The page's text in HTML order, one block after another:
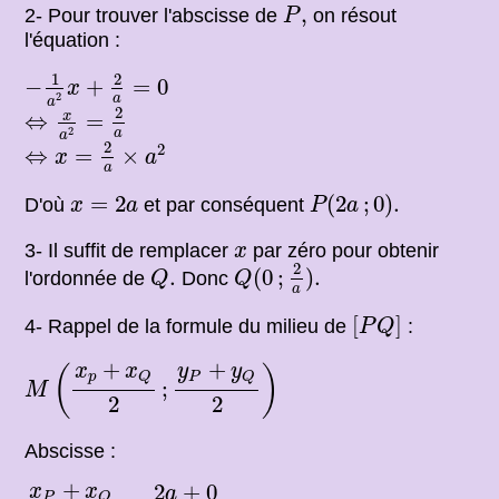
2- Pour trouver l'abscisse deP,
P, on résout
l'équation :
− 1
a2 x + 2
a = 0
a 2a
⇔
x
a2 = 2
a
⇔xa 2a
⇔ x = 2
a × a2
x= ×a
D'oùx = 2a
x a et par conséquentP(2a ;0).
P(2 0).
3- Il suffit de remplacerx
x par zéro pour obtenir
l'ordonnée de Q.
Q . Donc Q(0 ; 2
a ).
Q(0; 2a).
4- Rappel de la formule du milieu de [PQ]
[PQ] :
M ( xp + xQ
2
;
yP + yQ
2 )
xp+ Q 2; +y 2 )
Abscisse :
x
+ x 2 + 0
xP+ x Q2 +0 = a